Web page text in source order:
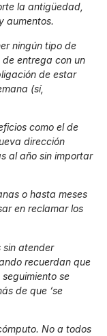
la antigüedad,
aumentos.
ningún tipo de
entrega con un
de estar
(sí,
como el de
dirección
al año sin importar
o hasta meses
en reclamar los
sin atender
recuerdan que
se
de que ‘se
No a todos